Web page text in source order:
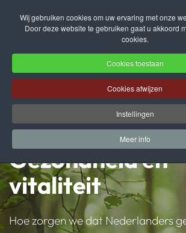
Wij gebruiken cookies om uw ervaring met onze
Door deze website te gebruiken gaat u akkoord
cookies.
Cookies toestaan
Cookies afwijzen
Instellingen
Meer info
Terug naar hoofdinhoud
Gezondheid en
vitaliteit
Hoe zorgen we dat Nederlanders